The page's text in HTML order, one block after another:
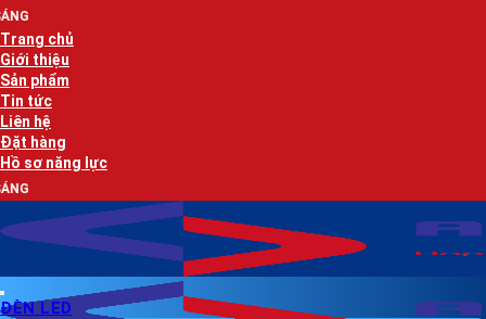
Bỏ
qua
nội
dung
Trang chủ
Giới thiệu
Sản phẩm
Tin tức
Liên hệ
Đặt hàng
Hồ sơ năng lực
ĐÈN LED